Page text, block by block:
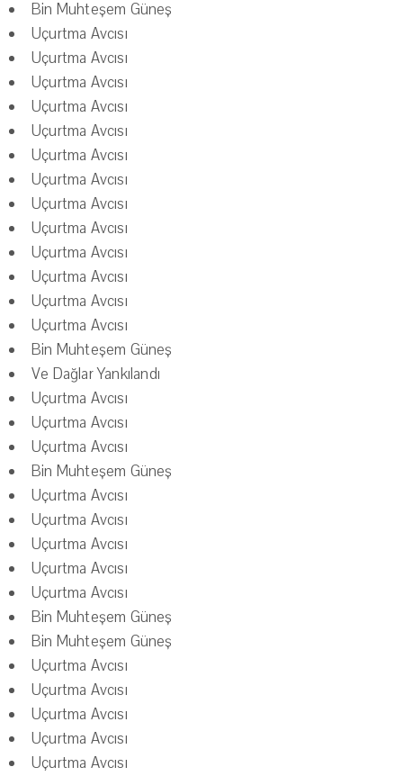
Bin Muhteşem Güneş
Uçurtma Avcısı
Uçurtma Avcısı
Uçurtma Avcısı
Uçurtma Avcısı
Uçurtma Avcısı
Uçurtma Avcısı
Uçurtma Avcısı
Uçurtma Avcısı
Uçurtma Avcısı
Uçurtma Avcısı
Uçurtma Avcısı
Uçurtma Avcısı
Uçurtma Avcısı
Bin Muhteşem Güneş
Ve Dağlar Yankılandı
Uçurtma Avcısı
Uçurtma Avcısı
Uçurtma Avcısı
Bin Muhteşem Güneş
Uçurtma Avcısı
Uçurtma Avcısı
Uçurtma Avcısı
Uçurtma Avcısı
Uçurtma Avcısı
Bin Muhteşem Güneş
Bin Muhteşem Güneş
Uçurtma Avcısı
Uçurtma Avcısı
Uçurtma Avcısı
Uçurtma Avcısı
Uçurtma Avcısı